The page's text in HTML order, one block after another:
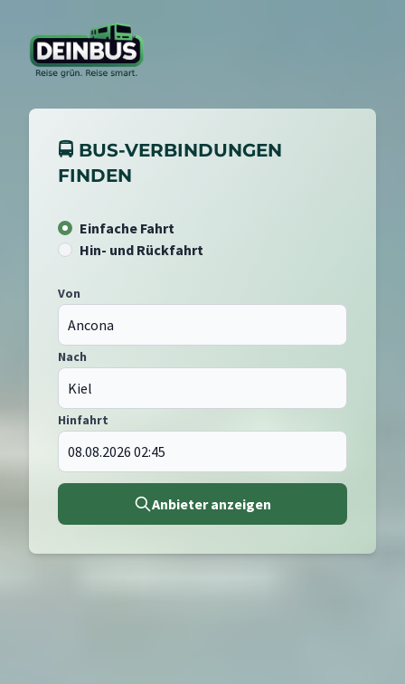
🚍 BUS-VERBINDUNGEN
FINDEN
Einfache Fahrt
Hin- und Rückfahrt
Von
Nach
Hinfahrt
Anbieter anzeigen